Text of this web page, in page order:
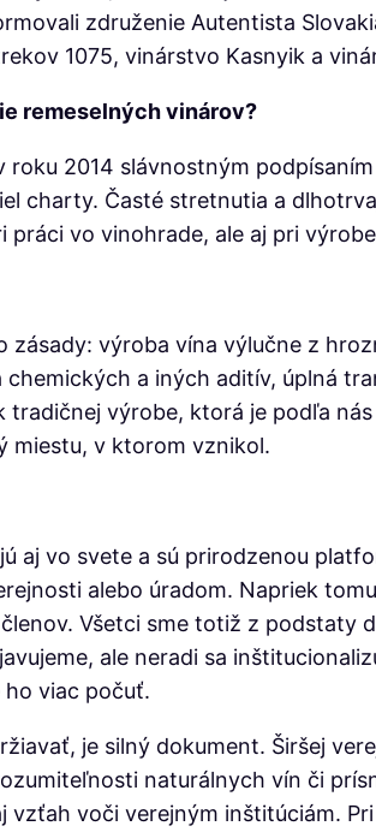
združenie Autentista
1075, vinárstvo Kasnyik a
remeselných vinárov?
roku 2014 slávnostným
charty. Časté stretnutia a
vo vinohrade, ale aj pri
zásady: výroba vína výlučne z
a iných aditív, úplná
výrobe, ktorá je podľa
miestu, v ktorom vznikol.
aj vo svete a sú prirodzenou
alebo úradom. Napriek
Všetci sme totiž z podstaty
ale neradi sa
ho viac počuť.
je silný dokument. Širšej
naturálnych vín či
voči verejným inštitúciám.